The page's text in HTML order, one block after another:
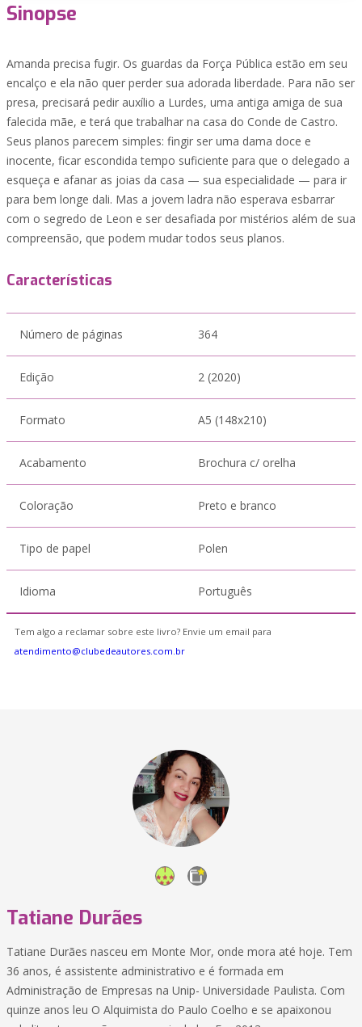
Sinopse
Amanda precisa fugir. Os guardas da Força Pública estão em seu
encalço e ela não quer perder sua adorada liberdade. Para não ser
presa, precisará pedir auxílio a Lurdes, uma antiga amiga de sua
falecida mãe, e terá que trabalhar na casa do Conde de Castro.
Seus planos parecem simples: fingir ser uma dama doce e
inocente, ficar escondida tempo suficiente para que o delegado a
esqueça e afanar as joias da casa — sua especialidade — para ir
para bem longe dali. Mas a jovem ladra não esperava esbarrar
com o segredo de Leon e ser desafiada por mistérios além de sua
compreensão, que podem mudar todos seus planos.
Características
Número de páginas 364
Edição 2 (2020)
Formato A5 (148x210)
Acabamento Brochura c/ orelha
Coloração Preto e branco
Tipo de papel Polen
Idioma Português
Tem algo a reclamar sobre este livro? Envie um email para
atendimento@clubedeautores.com.br
Tatiane Durães
Tatiane Durães nasceu em Monte Mor, onde mora até hoje. Tem
36 anos, é assistente administrativo e é formada em
Administração de Empresas na Unip- Universidade Paulista. Com
quinze anos leu O Alquimista do Paulo Coelho e se apaixonou